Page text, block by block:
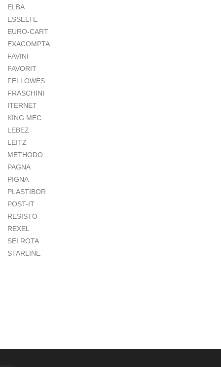
ELBA
ESSELTE
EURO-CART
EXACOMPTA
FAVINI
FAVORIT
FELLOWES
FRASCHINI
ITERNET
KING MEC
LEBEZ
LEITZ
METHODO
PAGNA
PIGNA
PLASTIBOR
POST-IT
RESISTO
REXEL
SEI ROTA
STARLINE